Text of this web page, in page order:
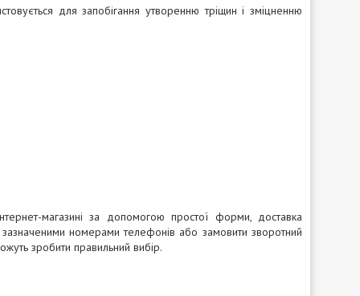
для запобігання утворенню тріщин і зміцненню
магазині за допомогою простої форми, доставка
номерами телефонів або замовити зворотний
зробити правильний вибір.